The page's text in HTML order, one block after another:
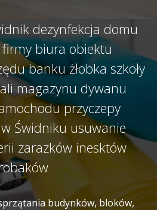
dezynfekcja domu
biura obiektu
banku żłobka szkoły
magazynu dywanu
przyczepy
Świdniku usuwanie
zarazków inesktów
budynków, bloków,